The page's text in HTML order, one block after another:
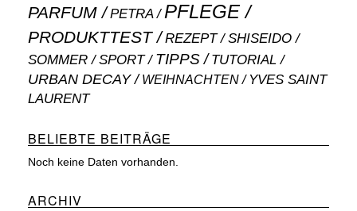
PARFUM PETRA PFLEGE
PRODUKTTEST REZEPT SHISEIDO
SOMMER SPORT TIPPS TUTORIAL
URBAN DECAY WEIHNACHTEN
YVES SAINT
LAURENT
BELIEBTE BEITRÄGE
Noch keine Daten vorhanden.
ARCHIV